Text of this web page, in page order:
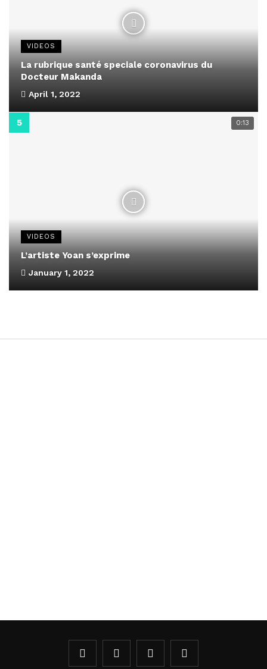
VIDEOS
La rubrique santé speciale coronavirus du
Docteur Makanda
April 1, 2022
0:13
VIDEOS
L’artiste Yoan s’exprime
January 1, 2022